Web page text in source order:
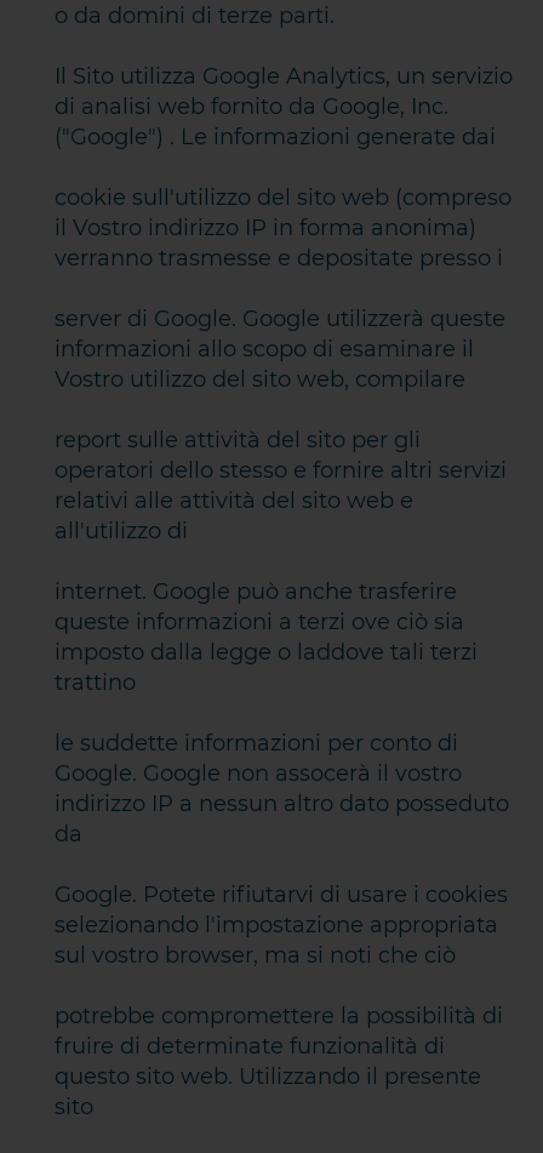
o da domini di terze parti.
Il Sito utilizza Google Analytics, un servizio
di analisi web fornito da Google, Inc.
("Google") . Le informazioni generate dai
cookie sull'utilizzo del sito web (compreso
il Vostro indirizzo IP in forma anonima)
verranno trasmesse e depositate presso i
server di Google. Google utilizzerà queste
informazioni allo scopo di esaminare il
Vostro utilizzo del sito web, compilare
report sulle attività del sito per gli
operatori dello stesso e fornire altri servizi
relativi alle attività del sito web e
all'utilizzo di
internet. Google può anche trasferire
queste informazioni a terzi ove ciò sia
imposto dalla legge o laddove tali terzi
trattino
le suddette informazioni per conto di
Google. Google non assocerà il vostro
indirizzo IP a nessun altro dato posseduto
da
Google. Potete rifiutarvi di usare i cookies
selezionando l'impostazione appropriata
sul vostro browser, ma si noti che ciò
potrebbe compromettere la possibilità di
fruire di determinate funzionalità di
questo sito web. Utilizzando il presente
sito